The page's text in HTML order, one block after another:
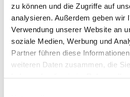
zu können und die Zugriffe auf
analysieren. Außerdem geben wir
Verwendung unserer Website an
soziale Medien, Werbung und
Partner führen diese
weiteren Daten zusammen, die
Dies könnte